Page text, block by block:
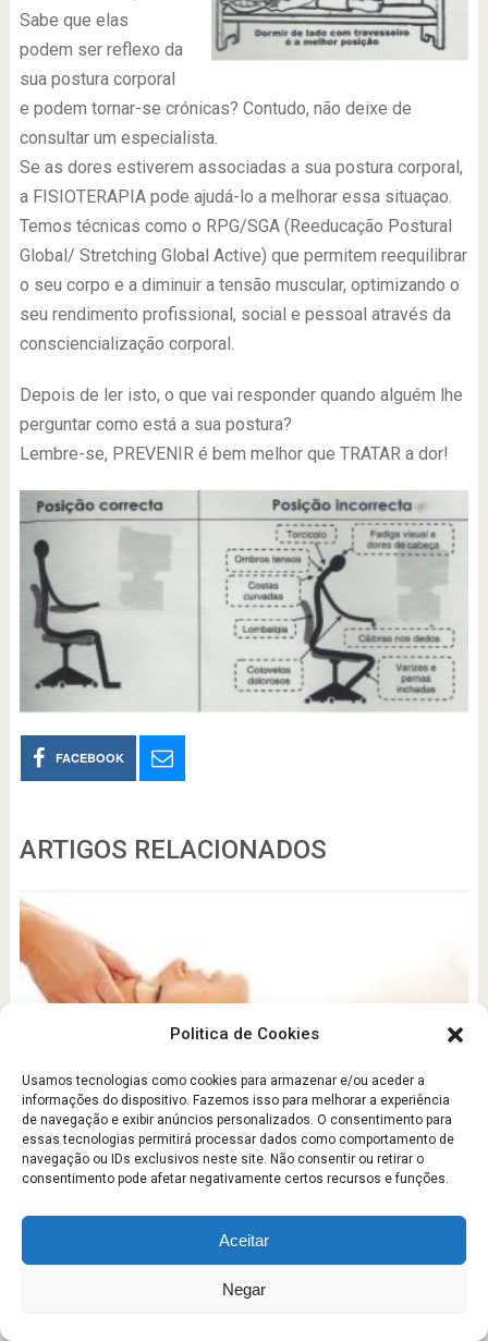
Politica de Cookies
Usamos tecnologias como cookies para armazenar e/ou aceder a
informações do dispositivo. Fazemos isso para melhorar a experiência
de navegação e exibir anúncios personalizados. O consentimento para
essas tecnologias permitirá processar dados como comportamento de
navegação ou IDs exclusivos neste site. Não consentir ou retirar o
consentimento pode afetar negativamente certos recursos e funções.
Aceitar
Negar
Sabe que elas
podem ser reflexo da
sua postura corporal
e podem tornar-se crónicas? Contudo, não deixe de
consultar um especialista.
Se as dores estiverem associadas a sua postura corporal,
a FISIOTERAPIA pode ajudá-lo a melhorar essa situaçao.
Temos técnicas como o RPG/SGA (Reeducação Postural
Global/ Stretching Global Active) que permitem reequilibrar
o seu corpo e a diminuir a tensão muscular, optimizando o
seu rendimento profissional, social e pessoal através da
consciencialização corporal.
Depois de ler isto, o que vai responder quando alguém lhe
perguntar como está a sua postura?
Lembre-se, PREVENIR é bem melhor que TRATAR a dor!
FACEBOOK
ARTIGOS RELACIONADOS
RECARREGUE O SEU CORPO
Paulo